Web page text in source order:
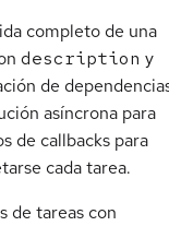
completo de una
description y
de
asíncrona para
de callbacks para
cada tarea.
de tareas con